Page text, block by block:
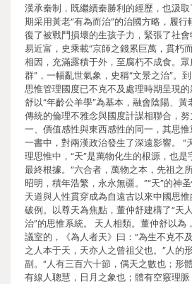
漢承秦制，既繼續秦勝利的經歷，也汲
期采用黃老“有為而治”的治國方略，履
復了被戰鬥損壞的生孩子力，緊張了社
易近富，史乘載“京師之錢累巨萬，貫朽
相因，充滿露積于外，至腐朽不成食。
群”，一幅亂世氣象，史稱“文景之治”。
思惟管理國度已不克不及處理時期呈現
舒以“年齡公羊學”為基本，融會陰陽、
傳統的倫理不雅念與國度計謀相聯合，努
一、價值感性與東西感性的同一，其思惟
一書中，對兩漢政治發生了深遠影響。 “
理思惟中，“天”是萬物化生的根源，也
最終根據。“六合者，萬物之本，先祖之
昭明，積年浩繁，永永無疆。”“天”的神
天道與人性貫穿成為自遠古以來中國思
破例。以尊天為焦點，董仲舒建構了“天
治”的思惟系統。 天人相類。董仲舒以為
議室的，《為人者天》曰：“為生不克不
之人本于天，天亦人之曾祖父也。”人的
副。“人有三百六十節，偶天之數也；形
有線人聰慧，日月之象也；體有空竅理